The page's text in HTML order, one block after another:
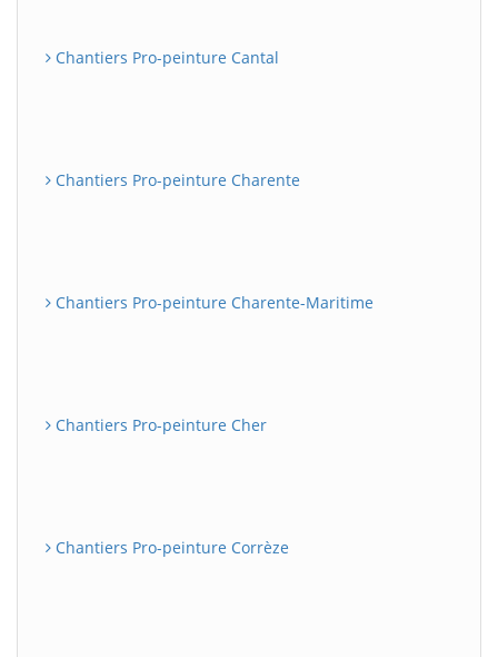
Chantiers Pro-peinture Cantal
Chantiers Pro-peinture Charente
Chantiers Pro-peinture Charente-Maritime
Chantiers Pro-peinture Cher
Chantiers Pro-peinture Corrèze